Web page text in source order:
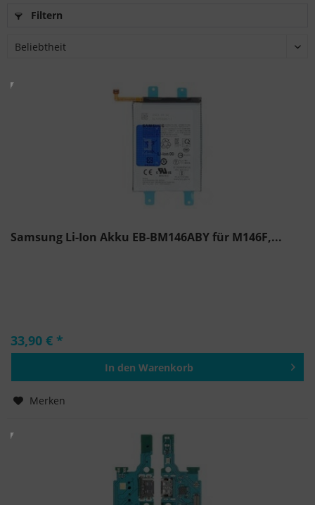
Filtern
Samsung Li-Ion Akku EB-BM146ABY für M146F,...
33,90 € *
In den Warenkorb
Merken